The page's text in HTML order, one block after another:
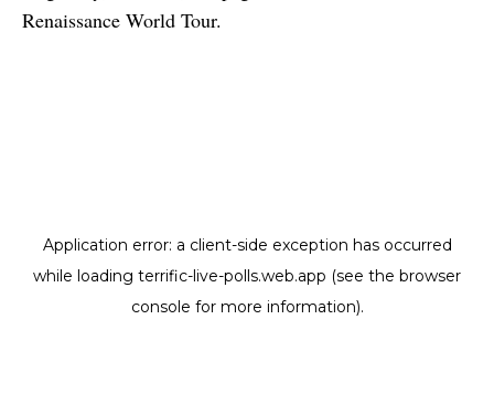
Renaissance World Tour.